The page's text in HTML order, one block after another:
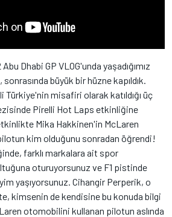
Dhabi GP VLOG'unda yaşadığımız
büyük bir hüzne kapıldık.
misafiri olarak katıldığı üç
Pirelli Hot Laps etkinliğine
Mika Hakkinen'in McLaren
kim olduğunu sonradan öğrendi!
farklı markalara ait spor
oturuyorsunuz ve F1 pistinde
yaşıyorsunuz. Cihangir Perperik, o
kimsenin de kendisine bu konuda bilgi
otomobilini kullanan pilotun aslında